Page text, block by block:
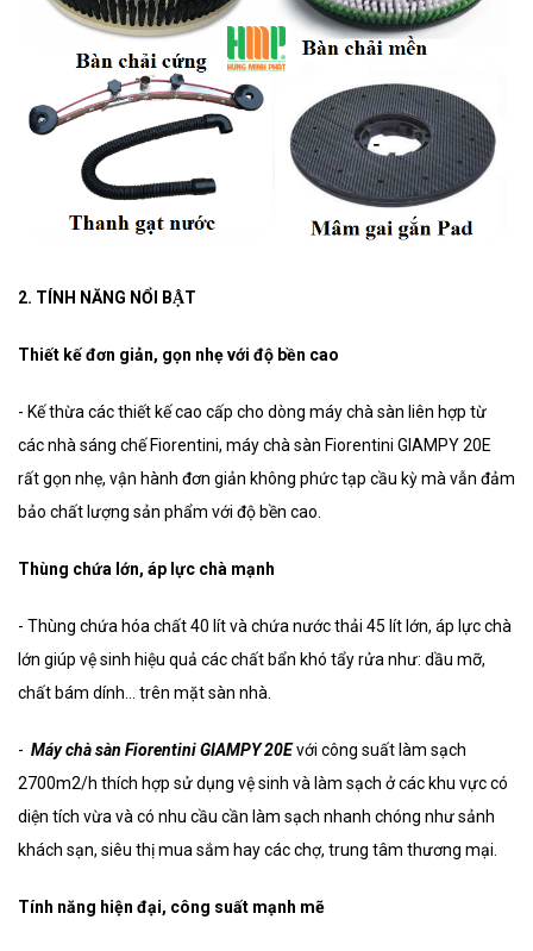
2. TÍNH NĂNG NỔI BẬT
Thiết kế đơn giản, gọn nhẹ với độ bền cao
- Kế thừa các thiết kế cao cấp cho dòng máy chà sàn liên hợp từ
các nhà sáng chế Fiorentini, máy chà sàn Fiorentini GIAMPY 20E
rất gọn nhẹ, vận hành đơn giản không phức tạp cầu kỳ mà vẫn đảm
bảo chất lượng sản phẩm với độ bền cao.
Thùng chứa lớn, áp lực chà mạnh
- Thùng chứa hóa chất 40 lít và chứa nước thải 45 lít lớn, áp lực chà
lớn giúp vệ sinh hiệu quả các chất bẩn khó tẩy rửa như: dầu mỡ,
chất bám dính… trên mặt sàn nhà.
- Máy chà sàn Fiorentini GIAMPY 20Evới công suất làm sạch
2700m2/h thích hợp sử dụng vệ sinh và làm sạch ở các khu vực có
diện tích vừa và có nhu cầu cần làm sạch nhanh chóng như sảnh
khách sạn, siêu thị mua sắm hay các chợ, trung tâm thương mại.
Tính năng hiện đại, công suất mạnh mẽ